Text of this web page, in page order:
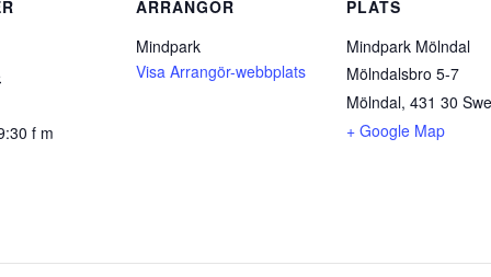
f m
ARRANGÖR
Mindpark
Visa Arrangör-webbplats
PLATS
Mindpark Mölndal
Mölndalsbro 5-7
Mölndal, 431 30
+ Google Map